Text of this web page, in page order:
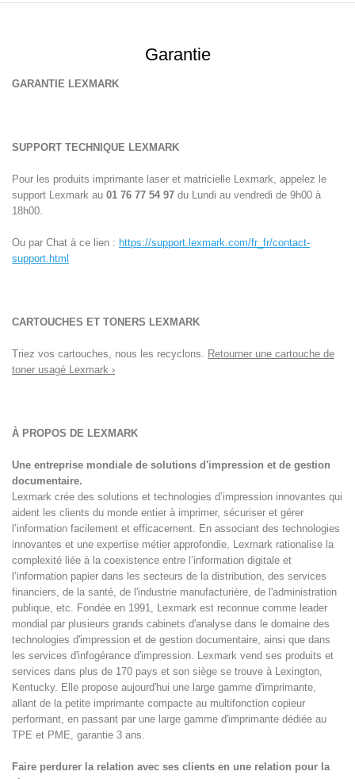
Garantie
GARANTIE LEXMARK
SUPPORT TECHNIQUE LEXMARK
Pour les produits imprimante laser et matricielle Lexmark, appelez le
support Lexmark au 01 76 77 54 97 du Lundi au vendredi de 9h00 à
18h00.
Ou par Chat à ce lien : https://support.lexmark.com/fr_fr/contact-
support.html
CARTOUCHES ET TONERS LEXMARK
Triez vos cartouches, nous les recyclons. Retourner une cartouche de
toner usagé Lexmark ›
À PROPOS DE LEXMARK
Une entreprise mondiale de solutions d'impression et de gestion
documentaire.
Lexmark crée des solutions et technologies d’impression innovantes qui
aident les clients du monde entier à imprimer, sécuriser et gérer
l’information facilement et efficacement. En associant des technologies
innovantes et une expertise métier approfondie, Lexmark rationalise la
complexité liée à la coexistence entre l’information digitale et
l’information papier dans les secteurs de la distribution, des services
financiers, de la santé, de l'industrie manufacturière, de l'administration
publique, etc. Fondée en 1991, Lexmark est reconnue comme leader
mondial par plusieurs grands cabinets d'analyse dans le domaine des
technologies d'impression et de gestion documentaire, ainsi que dans
les services d'infogérance d'impression. Lexmark vend ses produits et
services dans plus de 170 pays et son siège se trouve à Lexington,
Kentucky. Elle propose aujourd'hui une large gamme d'imprimante,
allant de la petite imprimante compacte au multifonction copieur
performant, en passant par une large gamme d'imprimante dédiée au
TPE et PME, garantie 3 ans.
Faire perdurer la relation avec ses clients en une relation pour la